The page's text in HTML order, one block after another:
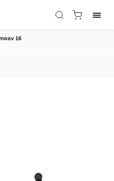
16